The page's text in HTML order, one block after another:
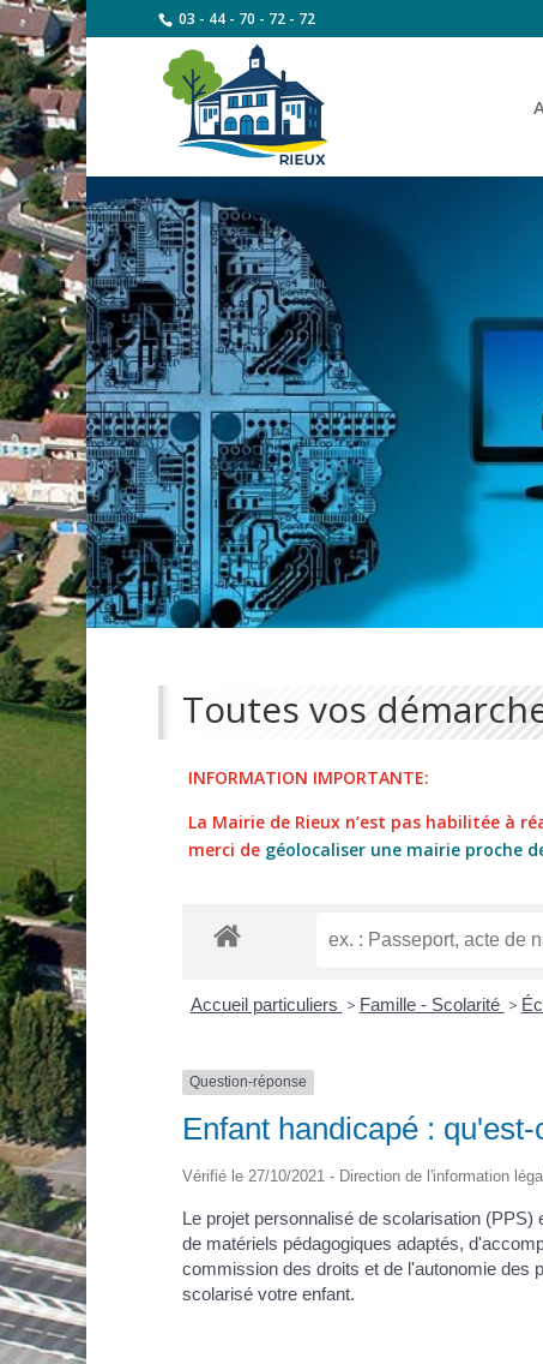
03 - 44 - 70 - 72 - 72
Toutes vos
INFORMATION IMPORTANTE:
La Mairie de Rieux n’est pas habilitée à
merci de géolocaliser une mairie proche
Accueil particuliers > Famille - Scolarité >
Question-réponse
Enfant handicapé :
Vérifié le 27/10/2021 - Direction de l'information
Le projet personnalisé de scolarisation
de matériels pédagogiques adaptés,
commission des droits et de l'autonomie des
scolarisé votre enfant.